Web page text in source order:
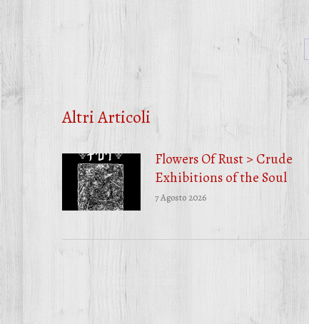
Altri Articoli
Flowers Of Rust > Crude
Exhibitions of the Soul
7 Agosto 2026